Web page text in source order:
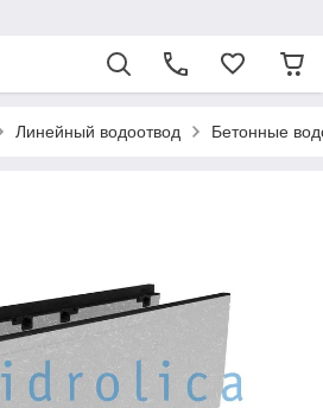
Линейный водоотвод Бетонные